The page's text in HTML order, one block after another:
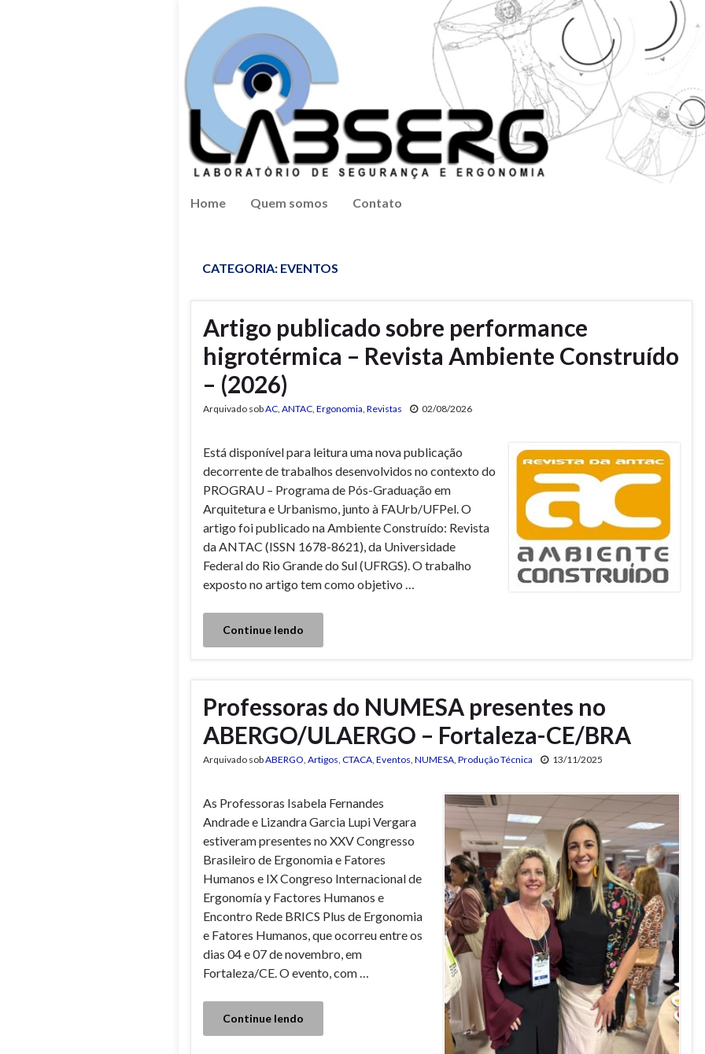
Home Quem somos Contato
CATEGORIA: EVENTOS
Artigo publicado sobre performance
higrotérmica – Revista Ambiente Construído
– (2026)
Arquivado sobAC, ANTAC, Ergonomia, Revistas 02/08/2026
Está disponível para leitura uma nova publicação
decorrente de trabalhos desenvolvidos no contexto do
PROGRAU – Programa de Pós-Graduação em
Arquitetura e Urbanismo, junto à FAUrb/UFPel. O
artigo foi publicado na Ambiente Construído: Revista
da ANTAC (ISSN 1678-8621), da Universidade
Federal do Rio Grande do Sul (UFRGS). O trabalho
exposto no artigo tem como objetivo …
Continue lendo
Professoras do NUMESA presentes no
ABERGO/ULAERGO – Fortaleza-CE/BRA
Arquivado sobABERGO, Artigos, CTACA, Eventos, NUMESA, Produção Técnica 13/11/2025
As Professoras Isabela Fernandes
Andrade e Lizandra Garcia Lupi Vergara
estiveram presentes no XXV Congresso
Brasileiro de Ergonomia e Fatores
Humanos e IX Congreso Internacional de
Ergonomía y Factores Humanos e
Encontro Rede BRICS Plus de Ergonomia
e Fatores Humanos, que ocorreu entre os
dias 04 e 07 de novembro, em
Fortaleza/CE. O evento, com …
Continue lendo